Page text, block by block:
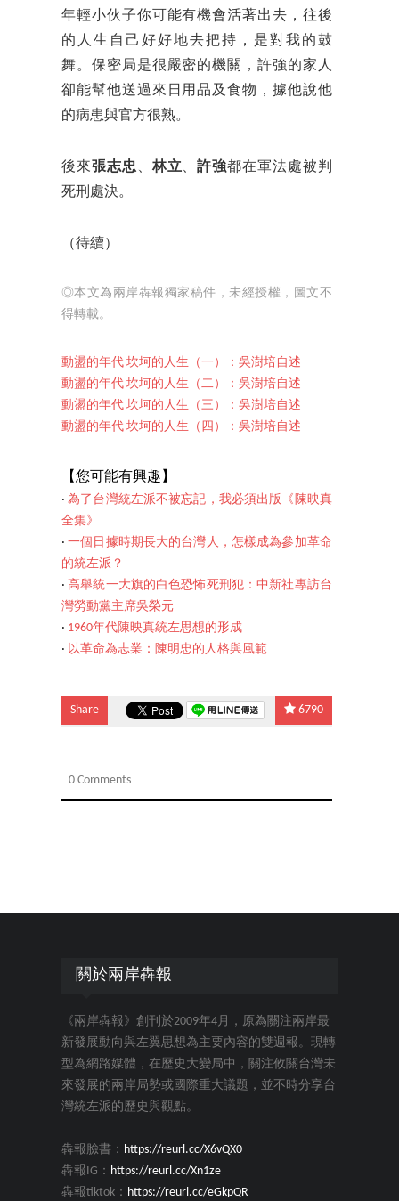
年輕小伙子你可能有機會活著出去，往後
的人生自己好好地去把持，是對我的鼓
舞。保密局是很嚴密的機關，許強的家人
卻能幫他送過來日用品及食物，據他說他
的病患與官方很熟。
後來張志忠、 林立、許強都在軍法處被判
死刑處決。
（待續）
◎本文為兩岸犇報獨家稿件，未經授權，圖文不
得轉載。
動盪的年代 坎坷的人生（一）：吳澍培自述
動盪的年代 坎坷的人生（二）：吳澍培自述
動盪的年代 坎坷的人生（三）：吳澍培自述
動盪的年代 坎坷的人生 （ 四 ） ：吳澍培自述
【您可能有興趣】
‧為了台灣統左派不被忘記，我必須出版《陳映真
全集》
‧一個日據時期長大的台灣人，怎樣成為參加革命
的統左派？
‧ 高舉統一大旗的白色恐怖死刑犯：中新社專訪台
灣勞動黨主席吳榮元
‧ 1960年代陳映真統左思想的形成
‧ 以革命為志業：陳明忠的人格與風範
Share 6790
0 Comments
關於兩岸犇報
《兩岸犇報》創刊於2009年4月，原為關注兩岸最
新發展動向與左翼思想為主要內容的雙週報。現轉
型為網路媒體，在歷史大變局中，關注攸關台灣未
來發展的兩岸局勢或國際重大議題，並不時分享台
灣統左派的歷史與觀點。
犇報臉書： https://reurl.cc/X6vQX0
犇報IG： https://reurl.cc/Xn1ze
犇報tiktok： https://reurl.cc/eGkpQR